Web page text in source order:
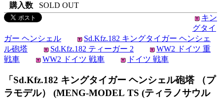
購入数
SOLD OUT
キン
グタイ
ガー ヘンシェル
Sd.Kfz.182 キングタイガー ヘンシェ
ル砲塔
Sd.Kfz.182 ティーガー 2
WW2 ドイツ 重
戦車
WW2 ドイツ 戦車 ドイツ 戦車
「Sd.Kfz.182 キングタイガー ヘンシェル砲塔 （プ
ラモデル） (MENG-MODEL TS (ティラノサウル